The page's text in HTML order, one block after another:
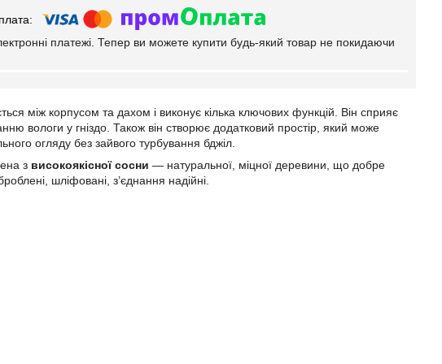
платежі. Тепер ви можете купити будь-який товар не покидаючи
між корпусом та дахом і виконує кілька ключових функцій. Він сприяє
вологи у гніздо. Також він створює додатковий простір, який може
огляду без зайвого турбування бджіл.
з високоякісної сосни — натуральної, міцної деревини, що добре
шліфовані, з’єднання надійні.